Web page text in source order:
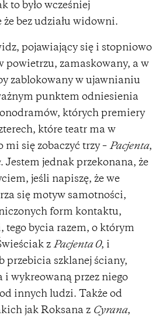
to było wcześniej
bez udziału widowni.
pojawiający się i stopniowo
powietrzu, zamaskowany, a w
zablokowany w ujawnianiu
punktem odniesienia
których premiery
które teatr ma w
mi się zobaczyć trzy – Pacjenta,
. Jestem jednak przekonana, że
jeśli napiszę, że we
się motyw samotności,
form kontaktu,
tego bycia razem, o którym
z Pacjenta 0, i
przebicia szklanej ściany,
i wykreowaną przez niego
innych ludzi. Także od
jak Roksana z Cyrana,